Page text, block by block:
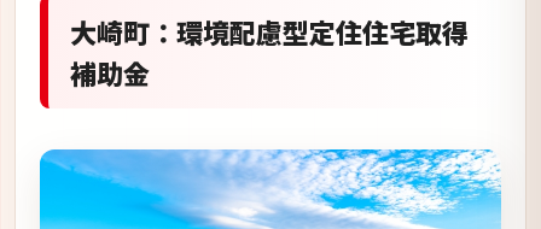
大崎町では、町内に定住するために住宅を新築また